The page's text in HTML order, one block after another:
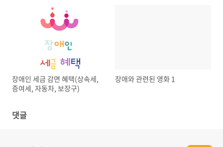
장애인 세금 감면 혜택(상속세,
증여세, 자동차, 보장구)
장애와 관련된 영화 1
댓글